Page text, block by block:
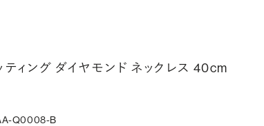
ィング ダイヤモンド ネックレス 40cm
Q0008-B